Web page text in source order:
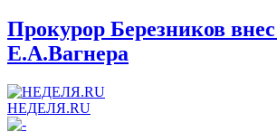
Прокурор Березников
Е.А.Вагнера
НЕДЕЛЯ.RU